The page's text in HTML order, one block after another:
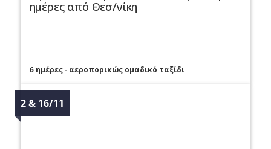
ημέρες από Θεσ/νίκη
6 ημέρες - αεροπορικώς ομαδικό ταξίδι
2 & 16/11